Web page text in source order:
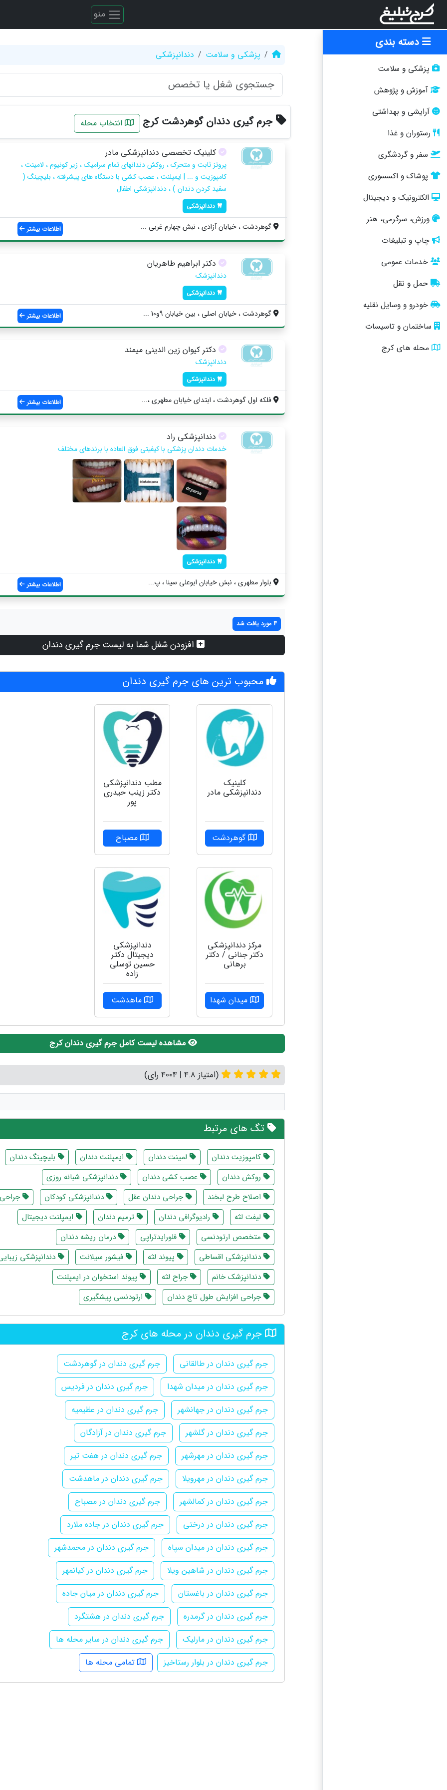
منو
دسته بندی
پزشکی و سلامت
آموزش و پژوهش
آرایشی و بهداشتی
رستوران و غذا
سفر و گردشگری
پوشاک و اکسسوری
الکترونیک و دیجیتال
ورزش، سرگرمی، هنر
چاپ و تبلیغات
خدمات عمومی
حمل و نقل
خودرو و وسایل نقلیه
ساختمان و تاسیسات
محله های کرج
پزشکی و سلامت دندانپزشکی
جرم گیری دندان گوهردشت کرج انتخاب محله
کلینیک تخصصی دندانپزشکی مادر
پروتز ثابت و متحرک ، روکش دندانهای تمام سرامیک ، زیر کونیوم ، لامینت ،
کامپوزیت و ... | ایمپلنت ، عصب کشی با دستگاه های پیشرفته ، بلیچینگ (
سفید کردن دندان ) ، دندانپزشکی اطفال
دندانپزشکی
گوهردشت ، خیابان آزادی ، نبش چهارم غربی ... اطلاعات بیشتر
دکتر ابراهیم طاهریان
دندانپزشک
دندانپزشکی
گوهردشت ، خيابان اصلی ، بین خيابان 9و10 ... اطلاعات بیشتر
دکتر کیوان زین الدینی میمند
دندانپزشک
دندانپزشکی
فلکه اول گوهردشت ، ابتدای خیابان مطهری ،... اطلاعات بیشتر
دندانپزشکی راد
خدمات دندان پزشکی با کیفیتی فوق العاده با برندهای مختلف
دندانپزشکی
بلوار مطهری ، نبش خیابان ابوعلی سینا ، پ... اطلاعات بیشتر
4 مورد یافت شد
افزودن شغل شما به لیست جرم گیری دندان
محبوب ترین های جرم گیری دندان
کلینیک
دندانپزشکی مادر
گوهردشت
مطب دندانپزشکی
دکتر زینب حیدری
پور
مصباح
مرکز دندانپزشکی
دکتر جنانی / دکتر
برهانی
میدان شهدا
دندانپزشکی
دیجیتال دکتر
حسین توسلی
زاده
ماهدشت
مشاهده لیست کامل جرم گیری دندان کرج
(امتیاز 4.8 | 4004 رای)
تگ های مرتبط
کامپوزیت دندان لمینت دندان ایمپلنت دندان
بلیچینگ دندان
روکش دندان
عصب کشی دندان
دندانپزشکی شبانه روزی
اصلاح طرح لبخند
جراحی دندان عقل دندانپزشکی کودکان
لیفت لثه
رادیوگرافی دندان ترمیم دندان
ایمپلنت دیجیتال
متخصص ارتودنسی
فلورایدتراپی
درمان ریشه دندان
دندانپزشکی اقساطی
پیوند لثه فیشور سیلانت
دندانپزشکی
دندانپزشک خانم
جراح لثه
پیوند استخوان در ایمپلنت
جراحی افزایش طول تاج دندان
ارتودنسی پیشگیری
جرم گیری دندان در محله های کرج
جرم گیری دندان در طالقانی
جرم گیری دندان در گوهردشت
جرم گیری دندان در میدان شهدا
جرم گیری دندان در فردیس
جرم گیری دندان در جهانشهر
جرم گیری دندان در عظیمیه
جرم گیری دندان در گلشهر
جرم گیری دندان در آزادگان
جرم گیری دندان در مهرشهر
جرم گیری دندان در هفت تیر
جرم گیری دندان در مهرویلا
جرم گیری دندان در ماهدشت
جرم گیری دندان در کمالشهر
جرم گیری دندان در مصباح
جرم گیری دندان در درختی
جرم گیری دندان در جاده ملارد
جرم گیری دندان در میدان سپاه
جرم گیری دندان در محمدشهر
جرم گیری دندان در شاهین ویلا
جرم گیری دندان در کیانمهر
جرم گیری دندان در باغستان
جرم گیری دندان در میان جاده
جرم گیری دندان در گرمدره
جرم گیری دندان در هشتگرد
جرم گیری دندان در مارلیک
جرم گیری دندان در سایر محله ها
جرم گیری دندان در بلوار رستاخیز
تمامی محله ها